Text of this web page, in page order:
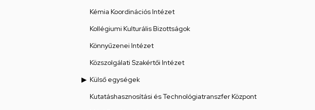
Kémia Koordinációs Intézet
Kollégiumi Kulturális Bizottságok
Könnyűzenei Intézet
Közszolgálati Szakértői Intézet
Külső egységek
Kutatáshasznosítási és Technológiatranszfer Központ